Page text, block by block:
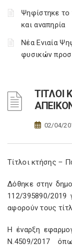
Ψηφίστηκε το
και αναπηρία
Νέα Ενιαία
φυσικών
ΤΙΤΛΟΙ
02/04/
Τίτλοι κτήσης –
Δόθηκε στην
112/395890/
αφορούν τους
Η έναρξη
Ν.4509/2017